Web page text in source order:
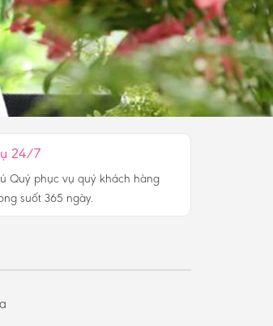
24/7
Quý phục vụ quý khách hàng
suốt 365 ngày.